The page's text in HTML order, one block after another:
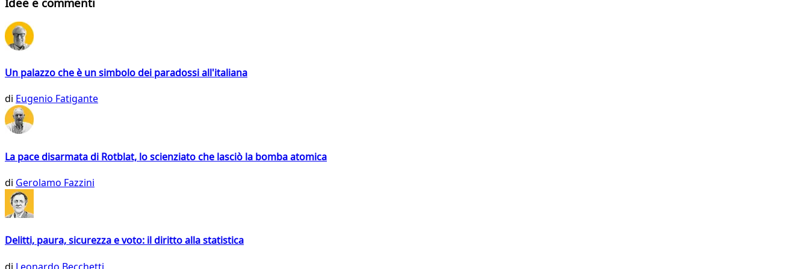
Un palazzo che è un simbolo dei paradossi all'italiana
di Eugenio Fatigante
La pace disarmata di Rotblat, lo scienziato che lasciò la bomba atomica
di Gerolamo Fazzini
Delitti, paura, sicurezza e voto: il diritto alla statistica
di Leonardo Becchetti